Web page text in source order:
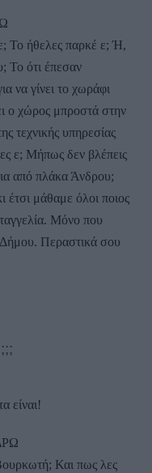
Το ήθελες παρκέ ε; Ή,
Το ότι έπεσαν
να γίνει το χωράφι
ο χώρος μπροστά στην
τεχνικής υπηρεσίας
ε; Μήπως δεν βλέπεις
από πλάκα Άνδρου;
έτσι μάθαμε όλοι ποιος
Μόνο που
Δήμου. Περαστικά σου
είναι!
Και πως λες